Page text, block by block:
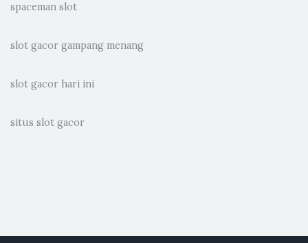
spaceman slot
slot gacor gampang menang
slot gacor hari ini
situs slot gacor